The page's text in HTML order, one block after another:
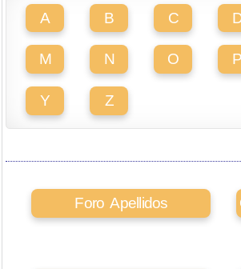
A B C
M N O P
Y Z
Foro Apellidos